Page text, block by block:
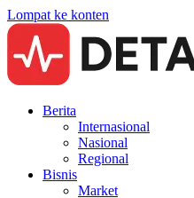
Lompat ke konten
Berita
Internasional
Nasional
Regional
Bisnis
Market